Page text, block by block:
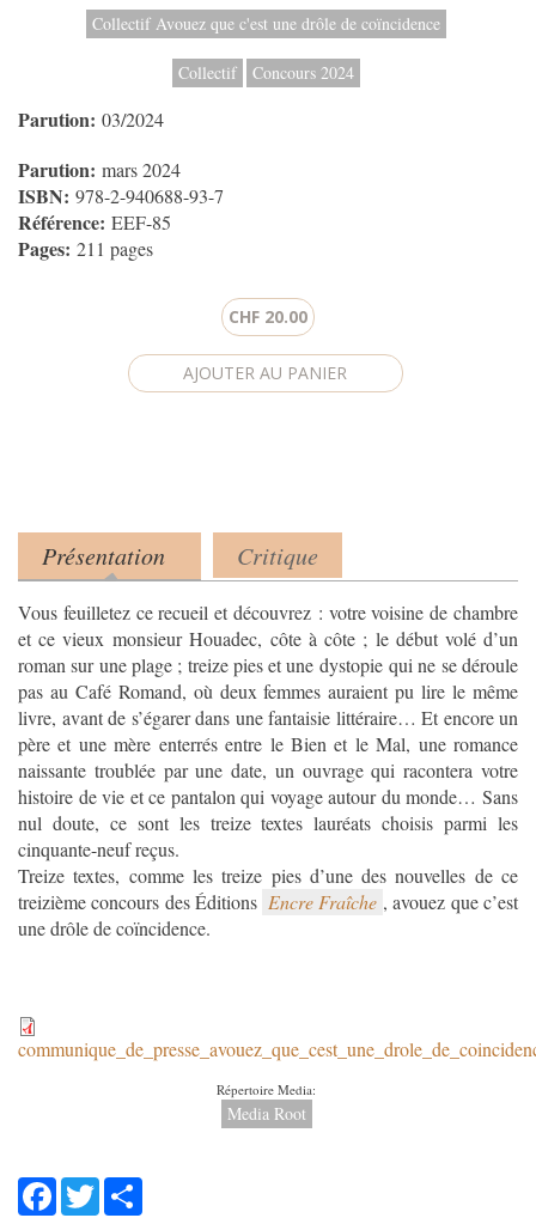
Collectif Avouez que c'est une drôle de coïncidence
Collectif Concours 2024
Parution: 03/2024
Parution: mars 2024
ISBN: 978-2-940688-93-7
Référence: EEF-85
Pages: 211 pages
CHF 20.00
Product tabs
Présentation
(onglet actif)
Critique
Vous feuilletez ce recueil et découvrez : votre voisine de chambre
et ce vieux monsieur Houadec, côte à côte ; le début volé d’un
roman sur une plage ; treize pies et une dystopie qui ne se déroule
pas au Café Romand, où deux femmes auraient pu lire le même
livre, avant de s’égarer dans une fantaisie littéraire… Et encore un
père et une mère enterrés entre le Bien et le Mal, une romance
naissante troublée par une date, un ouvrage qui racontera votre
histoire de vie et ce pantalon qui voyage autour du monde… Sans
nul doute, ce sont les treize textes lauréats choisis parmi les
cinquante-neuf reçus.
Treize textes, comme les treize pies d’une des nouvelles de ce
treizième concours des Éditions Encre Fraîche , avouez que c’est
une drôle de coïncidence.
Répertoire Media:
Media Root
Facebook
Twitter